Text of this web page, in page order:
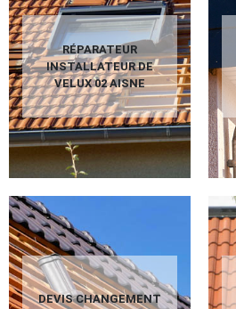
RÉPARATEUR
INSTALLATEUR DE
VELUX 02 AISNE
DEVIS CHANGEMENT